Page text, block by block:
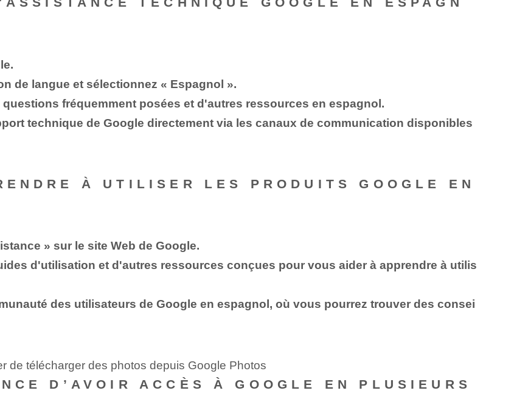
de langue et sélectionnez « Espagnol ».
fréquemment posées et d'autres ressources en espagnol.
technique de Google directement via les canaux de communication disponibles
À UTILISER LES PRODUITS GOOGLE EN
» sur le site Web de Google.
d'utilisation et d'autres ressources conçues pour vous aider à apprendre à utilis
des utilisateurs de Google en espagnol, où vous pourrez trouver des consei
de télécharger des photos depuis Google Photos
D’AVOIR ACCÈS À GOOGLE EN PLUSIEURS